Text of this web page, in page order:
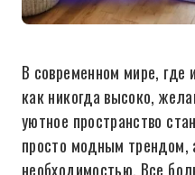
В современном мире, где
как никогда высоко,
уютное пространство
просто модным трендом,
необходимостью. Все